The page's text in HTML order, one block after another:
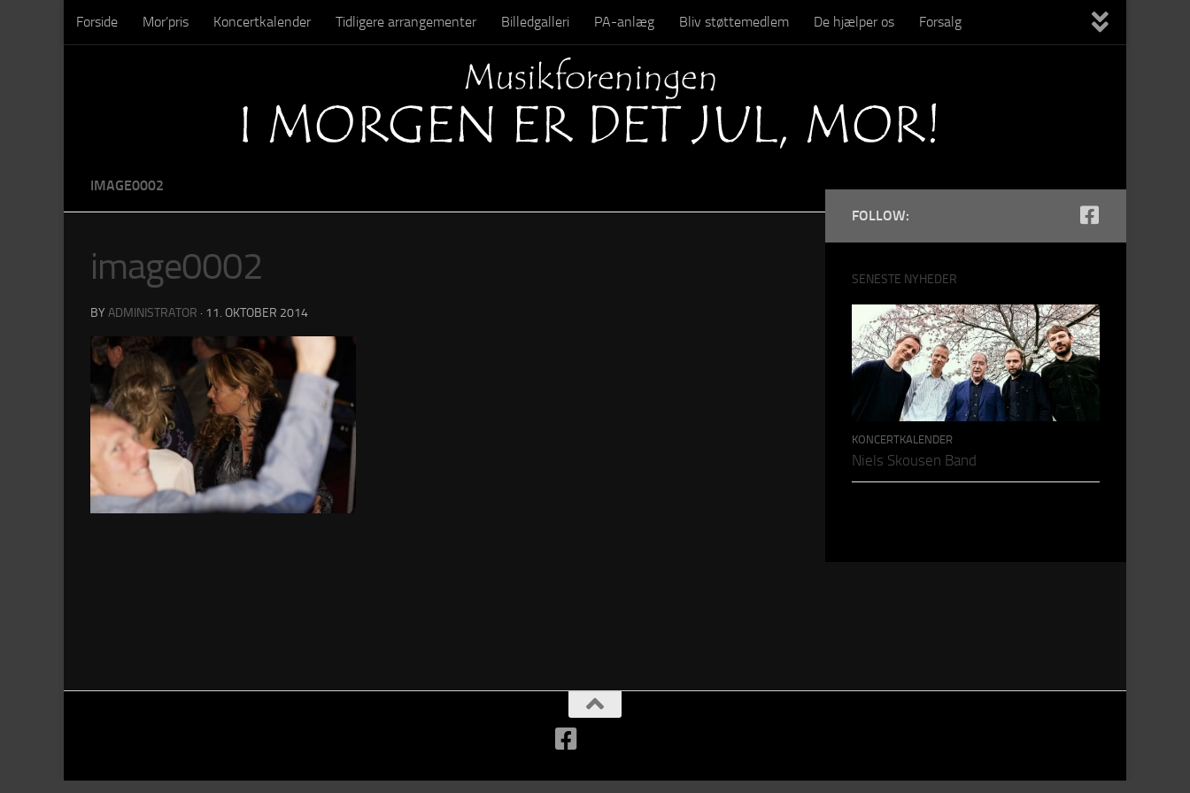
Skip to content
Forside Mor’pris Koncertkalender Tidligere arrangementer Billedgalleri PA-anlæg Bliv støttemedlem De hjælper os Forsalg
IMAGE0002
image0002
BY ADMINISTRATOR · 11. OKTOBER 2014
FOLLOW:
SENESTE NYHEDER
KONCERTKALENDER
Niels Skousen Band